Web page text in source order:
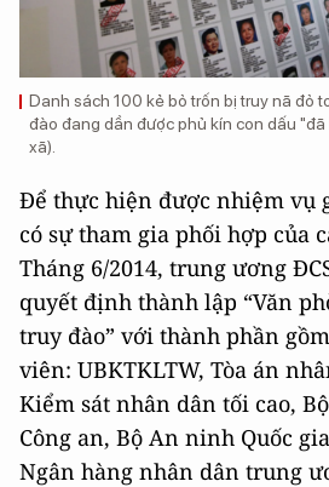
Danh sách 100 kẻ bỏ trốn bị truy nã đỏ
đào đang dần được phủ kín con dấu
xã).
Để thực hiện được nhiệm vụ
có sự tham gia phối hợp của
Tháng 6/2014, trung ương
quyết định thành lập “Văn
truy đào” với thành phần
viên: UBKTKLTW, Tòa án
Kiểm sát nhân dân tối cao,
Công an, Bộ An ninh Quốc
Ngân hàng nhân dân trung